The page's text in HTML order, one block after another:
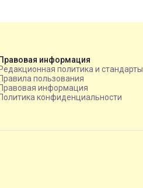
информация
политика и стандарты
пользования
информация
конфиденциальности